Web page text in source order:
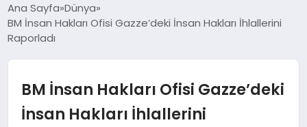
DÜNYA
SIYASET
Ana Sayfa Dünya
BM İnsan Hakları Ofisi Gazze’deki İnsan Hakları İhlallerini
Raporladı
BM İnsan Hakları Ofisi Gazze’deki
İnsan Hakları İhlallerini